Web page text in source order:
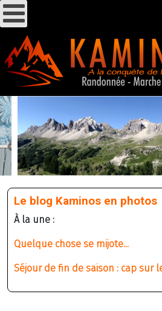
Le blog Kaminos en photos
À la une :
Quelque chose se mijote...
Séjour de fin de saison : cap sur